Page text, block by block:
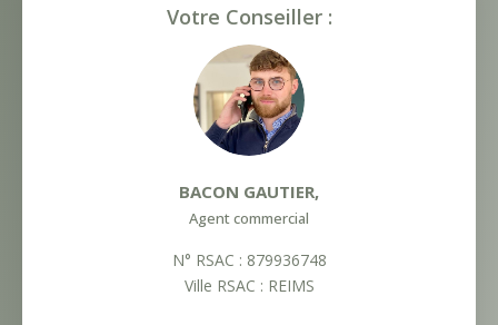
Votre Conseiller :
BACON GAUTIER,
Agent commercial
N° RSAC : 879936748
Ville RSAC : REIMS